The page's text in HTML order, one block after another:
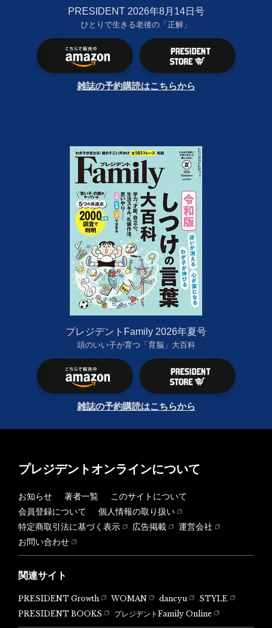
PRESIDENT 2026年8月14日号
ひとりで生きる老後の「正解」
雑誌の予約購読はこちらから
プレジデントFamily 2026年夏号
頭のいい子が育つ「育脳」大百科
雑誌の予約購読はこちらから
プレジデントオンラインについて
お知らせ 著者一覧
このサイトについて
会員登録について
個人情報の取り扱い
特定商取引法に基づく表示
広告掲載
運営会社
お問い合わせ
関連サイト
PRESIDENT Growth WOMAN dancyu
STYLE
PRESIDENT BOOKS
プレジデントFamily Online